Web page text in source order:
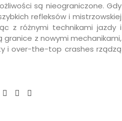
są nieograniczone. Gdy
refleksów i mistrzowskiej
z różnymi technikami jazdy i
z nowymi mechanikami,
i over-the-top crashes rządzą